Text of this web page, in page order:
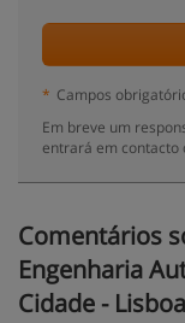
* Campos
Em breve um
entrará em contacto
Comentários
Engenharia
Cidade - Lisboa